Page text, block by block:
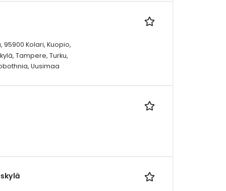
95900 Kolari, Kuopio,
Tampere, Turku,
Uusimaa